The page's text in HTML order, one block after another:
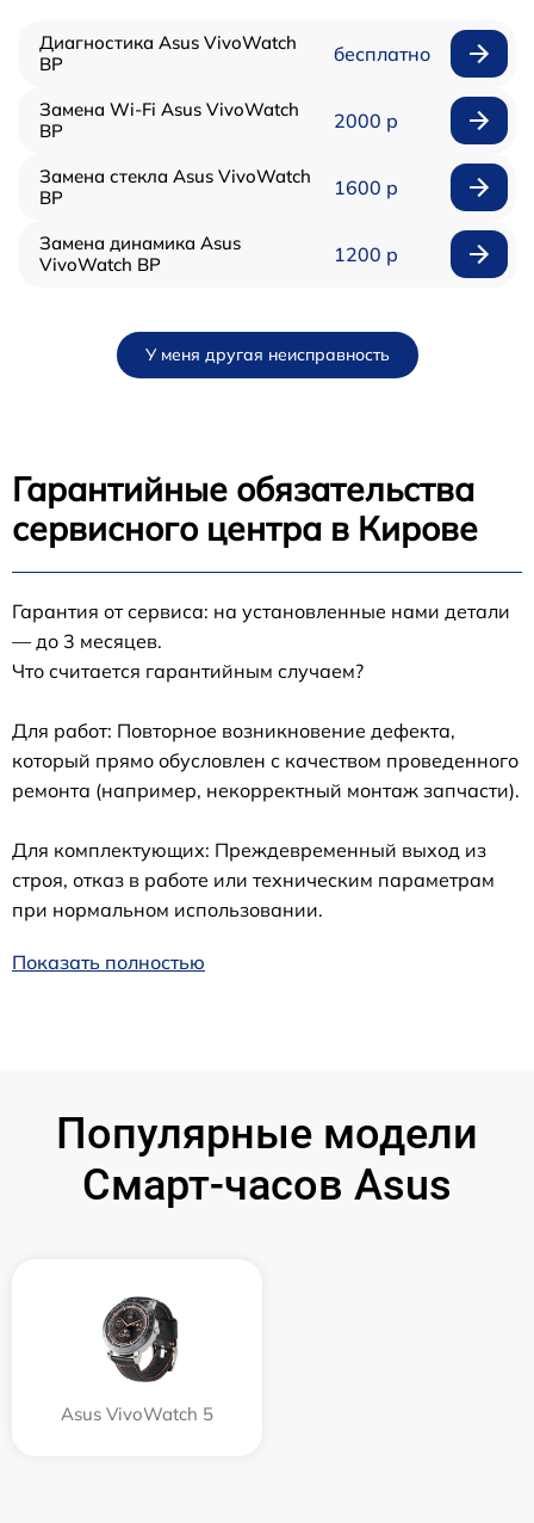
Диагностика Asus VivoWatch
BP
бесплатно
Замена Wi-Fi Asus VivoWatch
BP
2000 р
Замена стекла Asus VivoWatch
BP
1600 р
Замена динамика Asus
VivoWatch BP
1200 р
У меня другая неисправность
Гарантийные обязательства
сервисного центра в Кирове
Гарантия от сервиса: на установленные нами детали
— до 3 месяцев.
Что считается гарантийным случаем?
Для работ: Повторное возникновение дефекта,
который прямо обусловлен с качеством проведенного
ремонта (например, некорректный монтаж запчасти).
Для комплектующих: Преждевременный выход из
строя, отказ в работе или техническим параметрам
при нормальном использовании.
Показать полностью
Популярные модели
Смарт-часов Asus
Asus VivoWatch 5